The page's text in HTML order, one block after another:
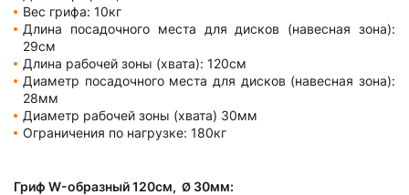
Вес грифа: 10кг
Длина посадочного места для дисков (навесная зона):
29см
Длина рабочей зоны (хвата): 120см
Диаметр посадочного места для дисков (навесная зона):
28мм
Диаметр рабочей зоны (хвата) 30мм
Ограничения по нагрузке: 180кг
Гриф W-образный 120см, Ø 30мм: